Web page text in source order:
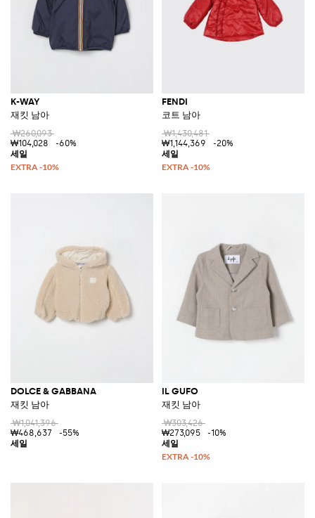
K-WAY
재킷 남아
₩260,093
₩104,028
-60%
FENDI
코트 남아
₩1,430,481
₩1,144,369
-20%
DOLCE & GABBANA
재킷 남아
₩1,041,396
₩468,637
-55%
IL GUFO
재킷 남아
₩303,426
₩273,095
-10%